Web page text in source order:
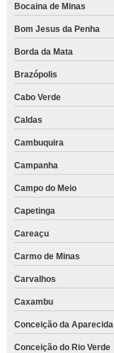
Bocaina de Minas
Bom Jesus da Penha
Borda da Mata
Brazópolis
Cabo Verde
Caldas
Cambuquira
Campanha
Campo do Meio
Capetinga
Careaçu
Carmo de Minas
Carvalhos
Caxambu
Conceição da Aparecida
Conceição do Rio Verde